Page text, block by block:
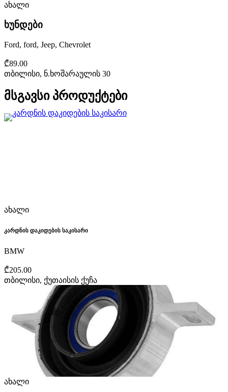
ახალი
ხუნდები
Ford, ford, Jeep, Chevrolet
₾89.00
თბილისი, ნ.ხოშარაულის 30
მსგავსი პროდუქტები
ახალი
კარდნის დაკიდების საკისარი
BMW
₾205.00
თბილისი, ქუთაისის ქუჩა
ახალი